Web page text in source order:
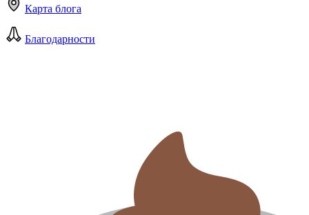
Карта блога
Благодарности